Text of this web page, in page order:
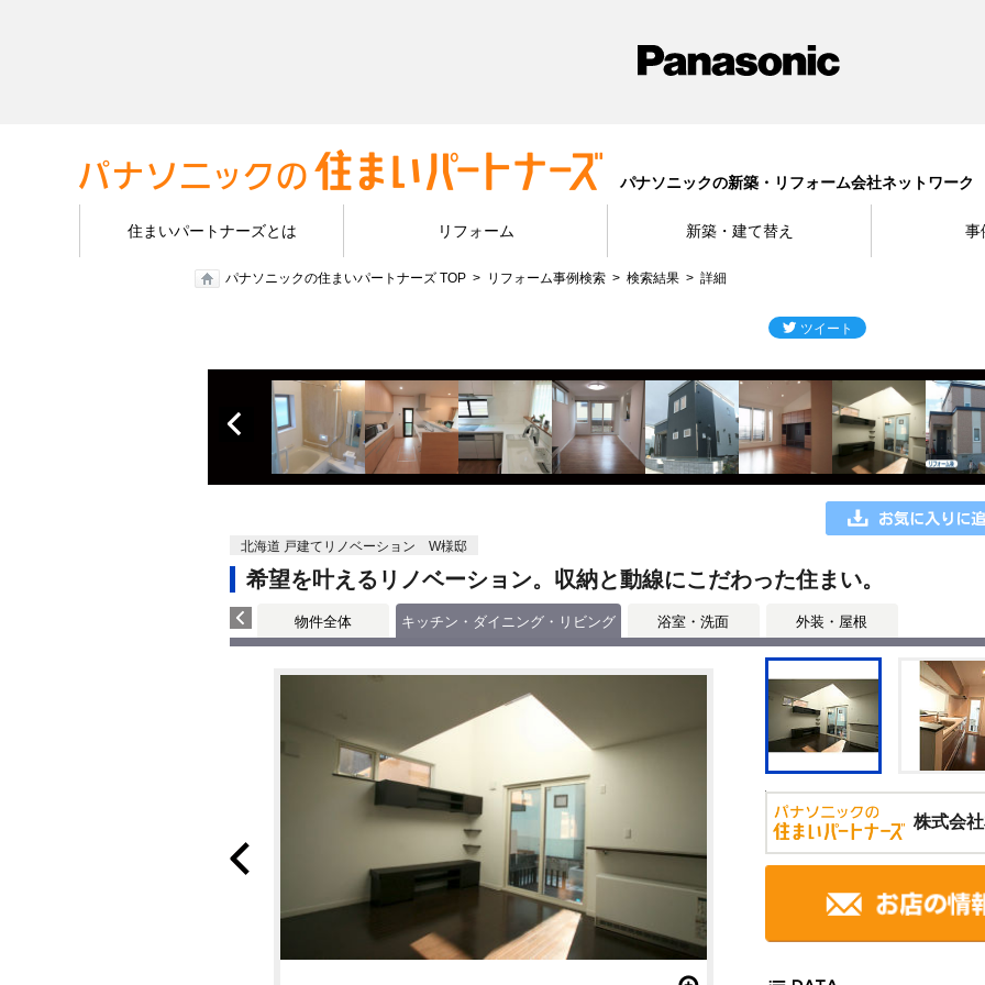
パナソニックの新築・リフォーム会社ネットワーク
住まいパートナーズとは リフォーム 新築・建て替え 事
パナソニックの住まいパートナーズ TOP リフォーム事例検索 検索結果 詳細
北海道 戸建てリノベーション W様邸
希望を叶えるリノベーション。収納と動線にこだわった住まい。
物件全体 キッチン・ダイニング・リビング 浴室・洗面 外装・屋根
株式会